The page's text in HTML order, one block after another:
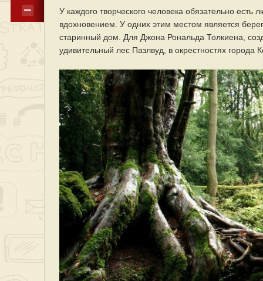
У каждого творческого человека обязательно
вдохновением. У одних этим местом является
старинный дом. Для Джона Рональда Толкиена,
удивительный лес Пазлвуд, в окрестностях